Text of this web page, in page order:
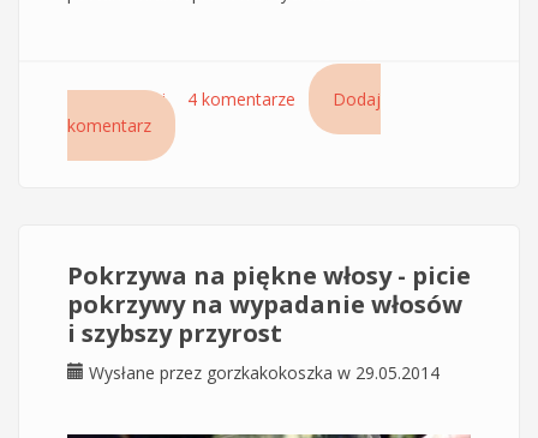
Czytaj dalejwpis Ziołowe herbatki: oczyszczająca, na
trądzik i pomocnicza w niedoskonałościach
cery
4 komentarze
Dodaj
komentarz
Pokrzywa na piękne włosy - picie
pokrzywy na wypadanie włosów
i szybszy przyrost
Wysłane przez gorzkakokoszka w 29.05.2014